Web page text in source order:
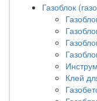
Газоблок
Клей